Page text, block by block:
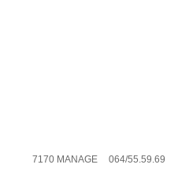
7170 MANAGE
064/55.59.69